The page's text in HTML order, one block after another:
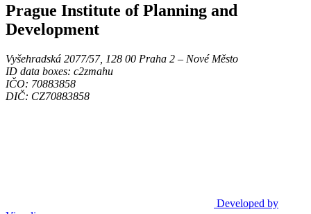
Prague Institute of Planning and
Development
Vyšehradská 2077/57, 128 00 Praha 2 ‒ Nové Město
ID data boxes: c2zmahu
IČO: 70883858
DIČ: CZ70883858
Developed by